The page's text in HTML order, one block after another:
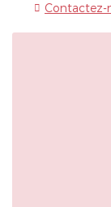
Contactez-